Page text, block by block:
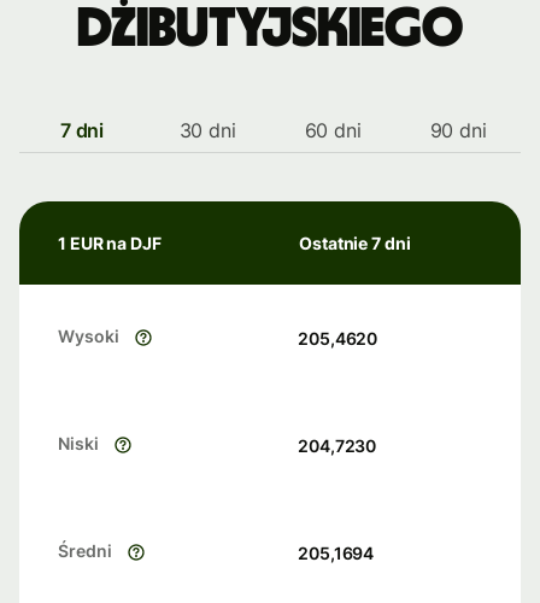
dżibutyjskiego
7 dni 30 dni 60 dni 90 dni
1 EUR na DJF Ostatnie 7 dni
Wysoki 205,4620
Niski 204,7230
Średni 205,1694